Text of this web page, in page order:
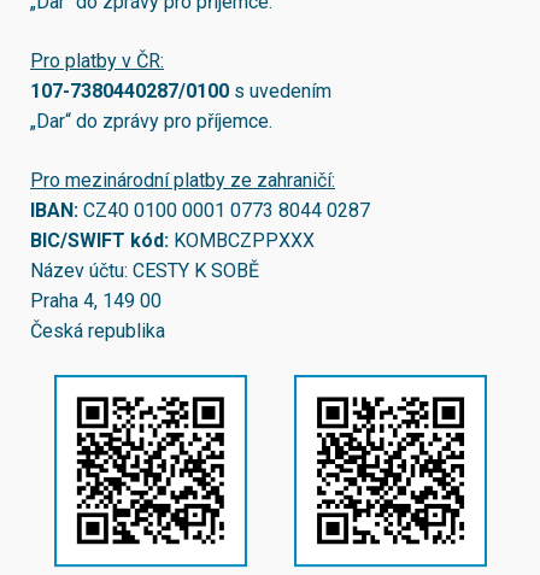
Pro platby v ČR:
107-7380440287/0100 s uvedením
„Dar“ do zprávy pro příjemce.
Pro mezinárodní platby ze zahraničí:
IBAN: CZ40 0100 0001 0773 8044 0287
BIC/SWIFT kód: KOMBCZPPXXX
Název účtu: CESTY K SOBĚ
Praha 4, 149 00
Česká republika